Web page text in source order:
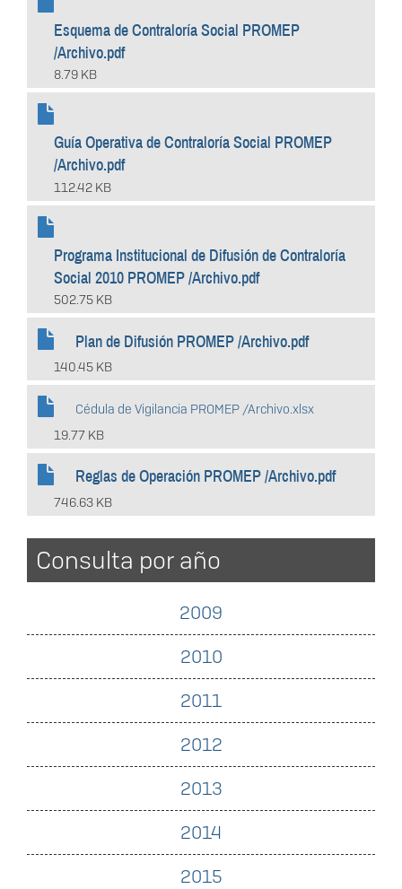
Esquema de Contraloría Social PROMEP
/Archivo.pdf
8.79 KB
Guía Operativa de Contraloría Social PROMEP
/Archivo.pdf
112.42 KB
Programa Institucional de Difusión de Contraloría
Social 2010 PROMEP /Archivo.pdf
502.75 KB
Plan de Difusión PROMEP /Archivo.pdf
140.45 KB
Cédula de Vigilancia PROMEP /Archivo.xlsx
19.77 KB
Reglas de Operación PROMEP /Archivo.pdf
746.63 KB
Consulta por año
2009
2010
2011
2012
2013
2014
2015